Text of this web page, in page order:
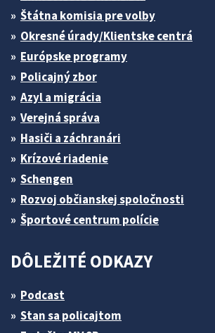
Štátna komisia pre volby
Okresné úrady/Klientske centrá
Európske programy
Policajný zbor
Azyl a migrácia
Verejná správa
Hasiči a záchranári
Krízové riadenie
Schengen
Rozvoj občianskej spoločnosti
Športové centrum polície
DÔLEŽITÉ ODKAZY
Podcast
Stan sa policajtom